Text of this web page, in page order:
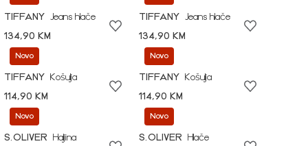
TIFFANY
Jeans hlače
134,90 KM
TIFFANY
Jeans hlače
134,90 KM
Novo
TIFFANY
Košulja
114,90 KM
Novo
TIFFANY
Košulja
114,90 KM
Novo
S.OLIVER
Haljina
Novo
S.OLIVER
Hlače